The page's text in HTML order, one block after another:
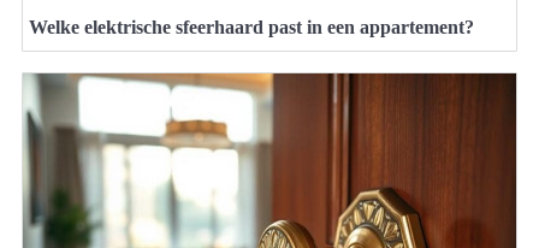
Welke elektrische sfeerhaard past in een appartement?